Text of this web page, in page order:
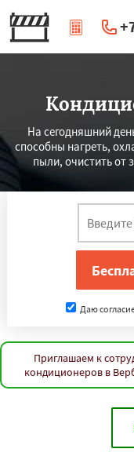
|
На сегодняшний
способны нагреть,
пыли, очистить от
Даю
Приглашаем к
кондиционеров в